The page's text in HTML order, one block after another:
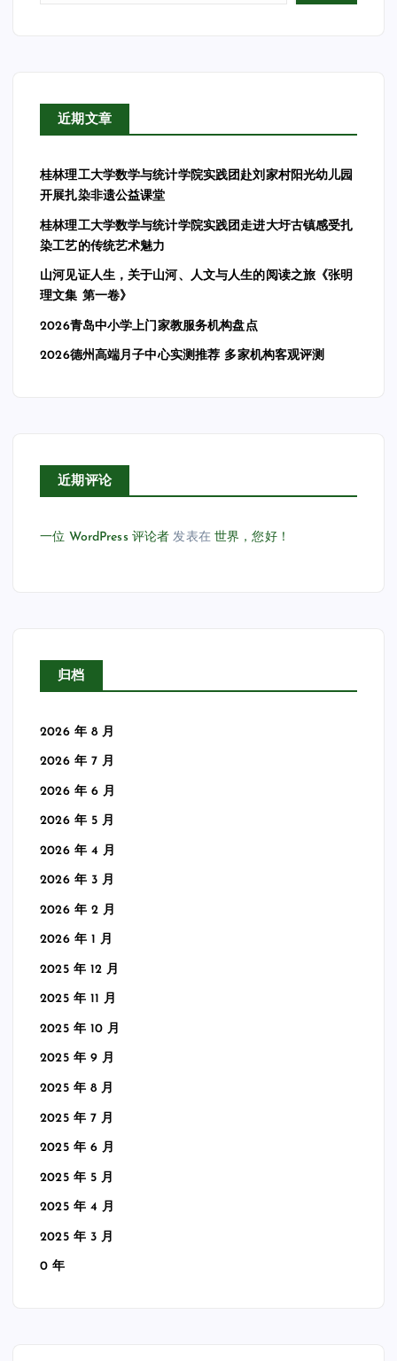
近期文章
桂林理工大学数学与统计学院实践团赴刘家村阳光幼儿园
开展扎染非遗公益课堂
桂林理工大学数学与统计学院实践团走进大圩古镇感受扎
染工艺的传统艺术魅力
山河见证人生，关于山河、人文与人生的阅读之旅《张明
理文集 第一卷》
2026青岛中小学上门家教服务机构盘点
2026德州高端月子中心实测推荐 多家机构客观评测
近期评论
一位 WordPress 评论者 发表在世界，您好！
归档
2026 年 8 月
2026 年 7 月
2026 年 6 月
2026 年 5 月
2026 年 4 月
2026 年 3 月
2026 年 2 月
2026 年 1 月
2025 年 12 月
2025 年 11 月
2025 年 10 月
2025 年 9 月
2025 年 8 月
2025 年 7 月
2025 年 6 月
2025 年 5 月
2025 年 4 月
2025 年 3 月
0 年